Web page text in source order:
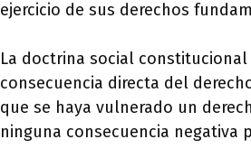
ejercicio de sus derechos
La doctrina social
consecuencia directa del
que se haya vulnerado un
ninguna consecuencia negativa